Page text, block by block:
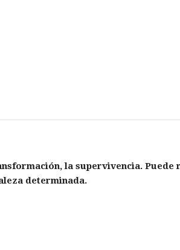
la supervivencia.
determinada.